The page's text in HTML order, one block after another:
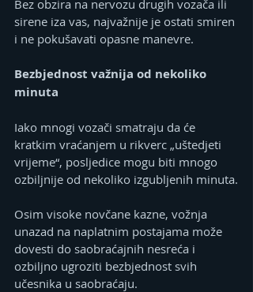
Bez obzira na nervozu drugih vozača ili
sirene iza vas, najvažnije je ostati smiren
i ne pokušavati opasne manevre.
Bezbjednost važnija od nekoliko
minuta
Iako mnogi vozači smatraju da će
kratkim vraćanjem u rikverc „uštedjeti
vrijeme“, posljedice mogu biti mnogo
ozbiljnije od nekoliko izgubljenih minuta.
Osim visoke novčane kazne, vožnja
unazad na naplatnim postajama može
dovesti do saobraćajnih nesreća i
ozbiljno ugroziti bezbjednost svih
učesnika u saobraćaju.